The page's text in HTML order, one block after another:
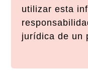
utilizar esta
jurídica de un